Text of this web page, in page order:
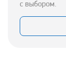
с выбором.